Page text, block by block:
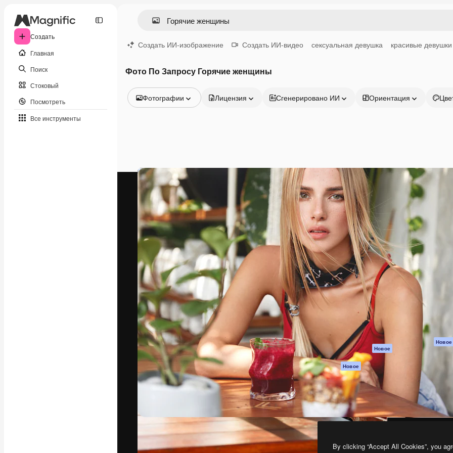
Создать
Главная
Поиск
Стоковый
Посмотреть
Все инструменты
Создать ИИ-изображение Создать ИИ-видео сексуальная девушка красивые девушки
Фото По Запросу Горячие женщины
Фотографии
Видео
Видеоролик
Моушн-дизайн
Видеошаблоны
Иконки
3D-модели
Шрифты
Лицензия Сгенерировано ИИ Ориентация
Креативная платформа для создания
ваших лучших работ. Более 1 миллиона
подписчиков среди креаторов,
предприятий, агентств и студий.
Pусский
Продукция
Spaces
ИИ-помощник
Генератор
изображений ИИ
Генератор видео
ИИ
Генератор голоса
Стоковый контент
MCP для
Claude/ChatGPT
Новое
Агенты Новое
API
Мобильное
приложение
Все инструменты
Magnific
Начать
Academy
Документация по
Пакету ИИ
Служба
поддержки
Условия и
положения
Оригиналы
Новое
Политика файлов
Центр доверия
Партнеры
Предприятие
By clicking “Accept All Cookies”, you